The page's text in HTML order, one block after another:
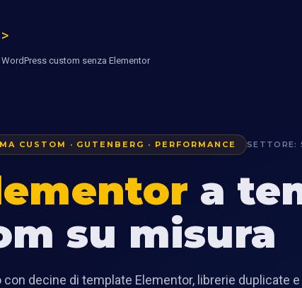
WordPress custom senza Elementor
CUSTOM · GUTENBERG · PERFORMANCE SETTORE:
a
su misura
decine di template Elementor, librerie duplicate e